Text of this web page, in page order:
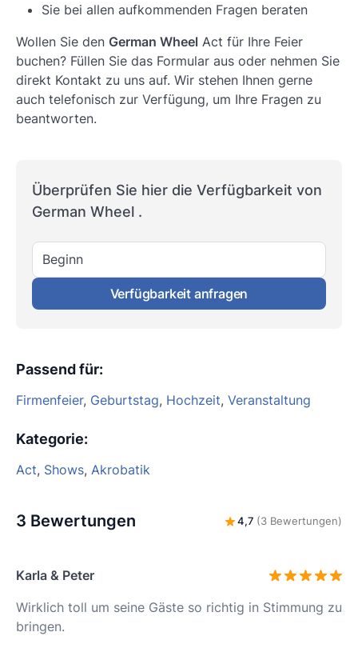
Sie bei allen aufkommenden Fragen beraten
Wollen Sie den German Wheel Act für Ihre Feier
buchen? Füllen Sie das Formular aus oder nehmen Sie
direkt Kontakt zu uns auf. Wir stehen Ihnen gerne
auch telefonisch zur Verfügung, um Ihre Fragen zu
beantworten.
Überprüfen Sie hier die Verfügbarkeit von
German Wheel .
Beginn
Verfügbarkeit anfragen
Passend für:
Firmenfeier, Geburtstag, Hochzeit, Veranstaltung
Kategorie:
Act, Shows, Akrobatik
3 Bewertungen 4,7 (3 Bewertungen)
Karla & Peter
Wirklich toll um seine Gäste so richtig in Stimmung zu
bringen.